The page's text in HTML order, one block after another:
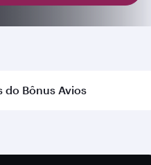
do Bônus Avios